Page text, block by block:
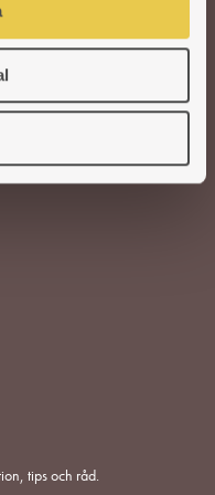
tips och råd.